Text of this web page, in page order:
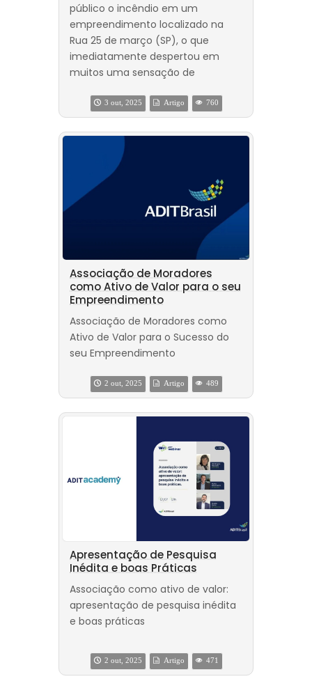
público o incêndio em um
empreendimento localizado na
Rua 25 de março (SP), o que
imediatamente despertou em
muitos uma sensação de
3 out, 2025 Artigo 760
Associação de Moradores
como Ativo de Valor para o seu
Empreendimento
Associação de Moradores como
Ativo de Valor para o Sucesso do
seu Empreendimento
2 out, 2025 Artigo 489
Apresentação de Pesquisa
Inédita e boas Práticas
Associação como ativo de valor:
apresentação de pesquisa inédita
e boas práticas
2 out, 2025 Artigo 471